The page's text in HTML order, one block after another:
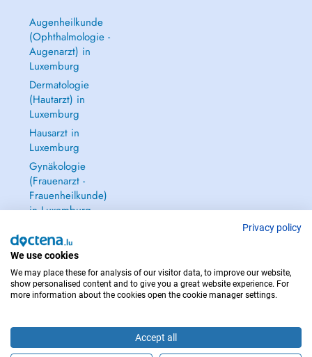
Augenheilkunde
(Ophthalmologie -
Augenarzt) in
Luxemburg
Dermatologie
(Hautarzt) in
Luxemburg
Hausarzt in
Luxemburg
Gynäkologie
(Frauenarzt -
Frauenheilkunde)
in Luxemburg
IM NOTFALL WENDEN SIE SICH AN : 112
Privacy policy
We use cookies
We may place these for analysis of our visitor data, to improve our website,
show personalised content and to give you a great website experience. For
more information about the cookies open the cookie manager settings.
Accept all